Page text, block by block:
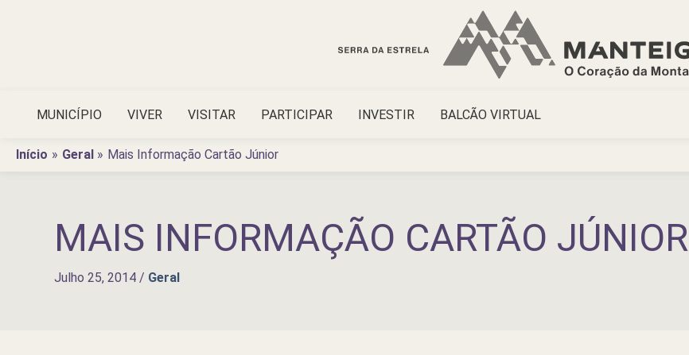
MUNICÍPIO VIVER VISITAR PARTICIPAR INVESTIR BALCÃO VIRTUAL
Início Geral Mais Informação Cartão Júnior
MAIS INFORMAÇÃO CARTÃO JÚNIOR
Julho 25, 2014 / Geral